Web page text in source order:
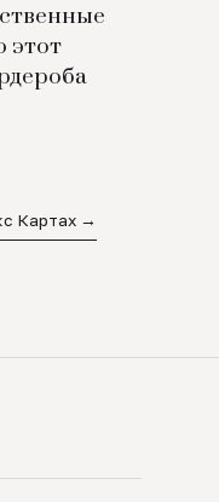
этот
Картах →